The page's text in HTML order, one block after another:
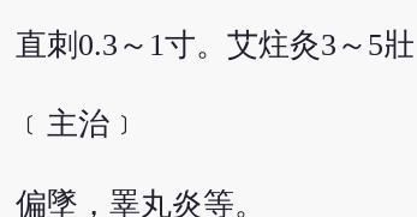
直刺0.3～1寸。艾炷灸3～5
﹝主治﹞
偏墜，睪丸炎等。